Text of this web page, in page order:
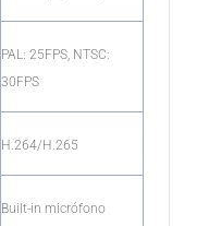
PAL: 25FPS, NTSC:
30FPS
H.264/H.265
Built-in micrófono